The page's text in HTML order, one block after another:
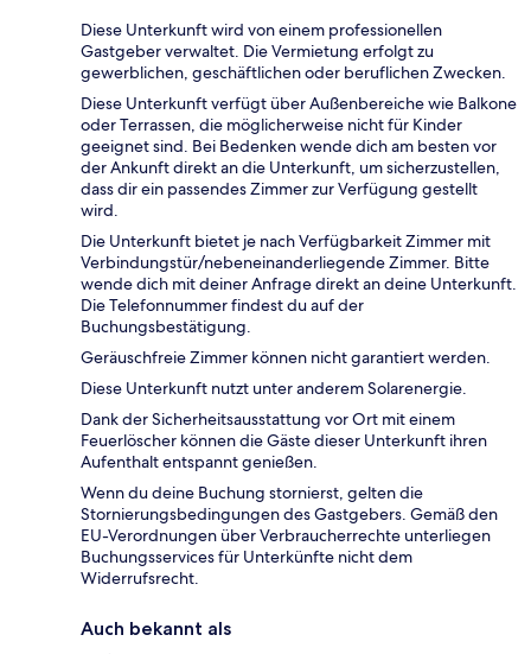
Diese Unterkunft wird von einem professionellen
Gastgeber verwaltet. Die Vermietung erfolgt zu
gewerblichen, geschäftlichen oder beruflichen Zwecken.
Diese Unterkunft verfügt über Außenbereiche wie Balkone
oder Terrassen, die möglicherweise nicht für Kinder
geeignet sind. Bei Bedenken wende dich am besten vor
der Ankunft direkt an die Unterkunft, um sicherzustellen,
dass dir ein passendes Zimmer zur Verfügung gestellt
wird.
Die Unterkunft bietet je nach Verfügbarkeit Zimmer mit
Verbindungstür/nebeneinanderliegende Zimmer. Bitte
wende dich mit deiner Anfrage direkt an deine Unterkunft.
Die Telefonnummer findest du auf der
Buchungsbestätigung.
Geräuschfreie Zimmer können nicht garantiert werden.
Diese Unterkunft nutzt unter anderem Solarenergie.
Dank der Sicherheitsausstattung vor Ort mit einem
Feuerlöscher können die Gäste dieser Unterkunft ihren
Aufenthalt entspannt genießen.
Wenn du deine Buchung stornierst, gelten die
Stornierungsbedingungen des Gastgebers. Gemäß den
EU-Verordnungen über Verbraucherrechte unterliegen
Buchungsservices für Unterkünfte nicht dem
Widerrufsrecht.
Auch bekannt als